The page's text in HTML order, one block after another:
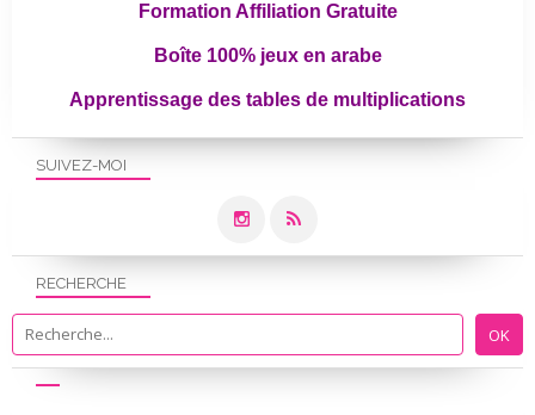
SUIVEZ-MOI
RECHERCHE
Formation Affiliation Gratuite
Boîte 100% jeux en arabe
Apprentissage des tables de multiplications